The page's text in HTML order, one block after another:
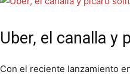
Uber, el canalla y
Con el reciente lanzamiento